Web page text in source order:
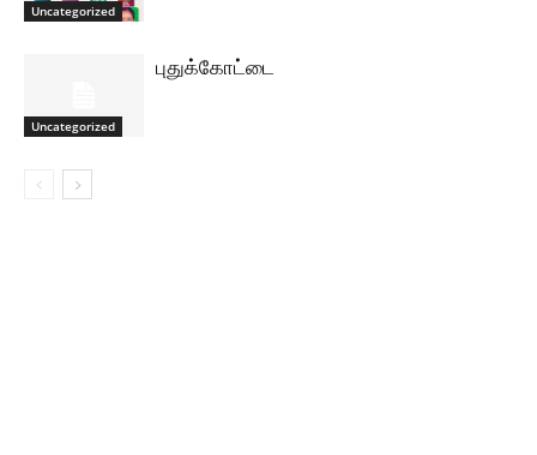
Uncategorized
Uncategorized
புதுக்கோட்டை